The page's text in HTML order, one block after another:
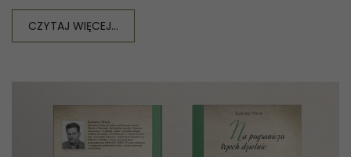
CZYTAJ WIĘCEJ...